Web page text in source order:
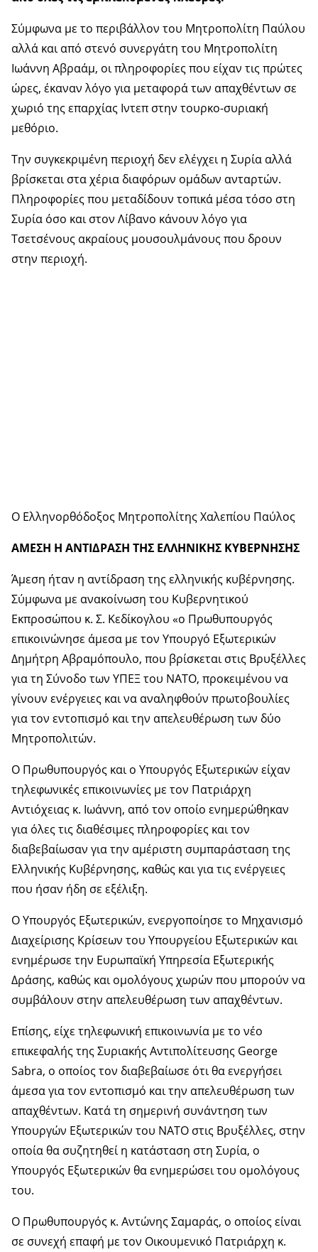
Σύμφωνα με το περιβάλλον του Μητροπολίτη Παύλου
αλλά και από στενό συνεργάτη του Μητροπολίτη
Ιωάννη Αβραάμ, οι πληροφορίες που είχαν τις πρώτες
ώρες, έκαναν λόγο για μεταφορά των απαχθέντων σε
χωριό της επαρχίας Ιντεπ στην τουρκο-συριακή
μεθόριο.
Την συγκεκριμένη περιοχή δεν ελέγχει η Συρία αλλά
βρίσκεται στα χέρια διαφόρων ομάδων ανταρτών.
Πληροφορίες που μεταδίδουν τοπικά μέσα τόσο στη
Συρία όσο και στον Λίβανο κάνουν λόγο για
Τσετσένους ακραίους μουσουλμάνους που δρουν
στην περιοχή.
Ο Ελληνορθόδοξος Μητροπολίτης Χαλεπίου Παύλος
ΑΜΕΣΗ Η ΑΝΤΙΔΡΑΣΗ ΤΗΣ ΕΛΛΗΝΙΚΗΣ ΚΥΒΕΡΝΗΣΗΣ
Άμεση ήταν η αντίδραση της ελληνικής κυβέρνησης.
Σύμφωνα με ανακοίνωση του Κυβερνητικού
Εκπροσώπου κ. Σ. Κεδίκογλου «ο Πρωθυπουργός
επικοινώνησε άμεσα με τον Υπουργό Εξωτερικών
Δημήτρη Αβραμόπουλο, που βρίσκεται στις Βρυξέλλες
για τη Σύνοδο των ΥΠΕΞ του ΝΑΤΟ, προκειμένου να
γίνουν ενέργειες και να αναληφθούν πρωτοβουλίες
για τον εντοπισμό και την απελευθέρωση των δύο
Μητροπολιτών.
Ο Πρωθυπουργός και ο Υπουργός Εξωτερικών είχαν
τηλεφωνικές επικοινωνίες με τον Πατριάρχη
Αντιόχειας κ. Ιωάννη, από τον οποίο ενημερώθηκαν
για όλες τις διαθέσιμες πληροφορίες και τον
διαβεβαίωσαν για την αμέριστη συμπαράσταση της
Ελληνικής Κυβέρνησης, καθώς και για τις ενέργειες
που ήσαν ήδη σε εξέλιξη.
Ο Υπουργός Εξωτερικών, ενεργοποίησε το Μηχανισμό
Διαχείρισης Κρίσεων του Υπουργείου Εξωτερικών και
ενημέρωσε την Ευρωπαϊκή Υπηρεσία Εξωτερικής
Δράσης, καθώς και ομολόγους χωρών που μπορούν να
συμβάλουν στην απελευθέρωση των απαχθέντων.
Επίσης, είχε τηλεφωνική επικοινωνία με το νέο
επικεφαλής της Συριακής Αντιπολίτευσης George
Sabra, ο οποίος τον διαβεβαίωσε ότι θα ενεργήσει
άμεσα για τον εντοπισμό και την απελευθέρωση των
απαχθέντων. Κατά τη σημερινή συνάντηση των
Υπουργών Εξωτερικών του ΝΑΤΟ στις Βρυξέλλες, στην
οποία θα συζητηθεί η κατάσταση στη Συρία, ο
Υπουργός Εξωτερικών θα ενημερώσει του ομολόγους
του.
Ο Πρωθυπουργός κ. Αντώνης Σαμαράς, ο οποίος είναι
σε συνεχή επαφή με τον Οικουμενικό Πατριάρχη κ.